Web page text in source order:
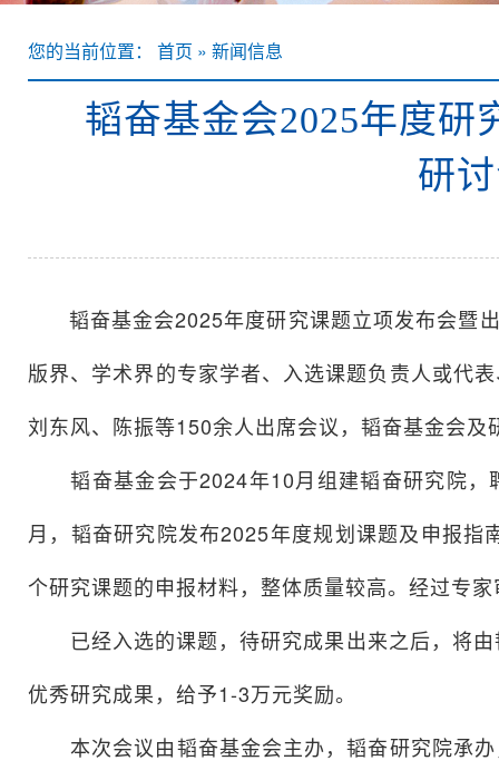
您的当前位置： 首页 » 新闻信息
韬奋基金会2025年度
研
韬奋基金会2025年度研究课题立项发布会暨
版界、学术界的专家学者、入选课题负责人或代
刘东风、陈振等150余人出席会议，韬奋基金会
韬奋基金会于2024年10月组建韬奋研究院，
月，韬奋研究院发布2025年度规划课题及申报
个研究课题的申报材料，整体质量较高。经过专
已经入选的课题，待研究成果出来之后，将由
优秀研究成果，给予1-3万元奖励。
本次会议由韬奋基金会主办，韬奋研究院承办